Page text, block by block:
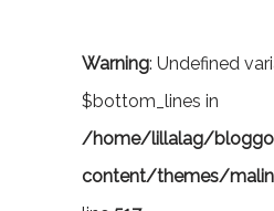
Warning: Undefined
$bottom_lines in
/home/lillalag/
content/themes/